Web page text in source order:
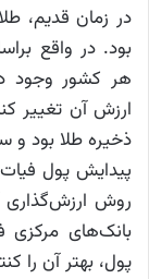
در زمان قدیم،
بود. در واقع
هر کشور وجود
ارزش آن تغییر
ذخیره طلا بود و
پیدایش پول
روش ارزش‌گذاری
بانک‌های
پول، بهتر آن را